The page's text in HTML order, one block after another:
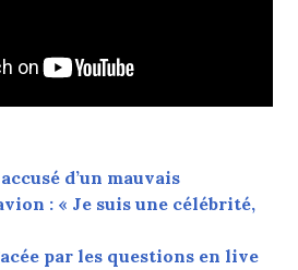
d’un mauvais
: « Je suis une célébrité,
par les questions en live